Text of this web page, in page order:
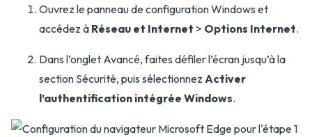
Ouvrez le panneau de configuration Windows et
accédez à Réseau et Internet > Options Internet.
Dans l’onglet Avancé, faites défiler l’écran jusqu’à la
section Sécurité, puis sélectionnez Activer
l’authentification intégrée Windows.